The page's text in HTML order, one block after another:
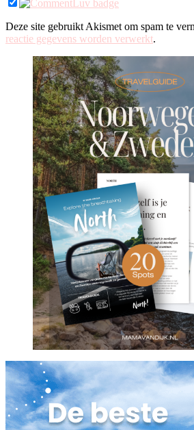
Deze site gebruikt Akismet om spam te
reactie gegevens worden verwerkt.